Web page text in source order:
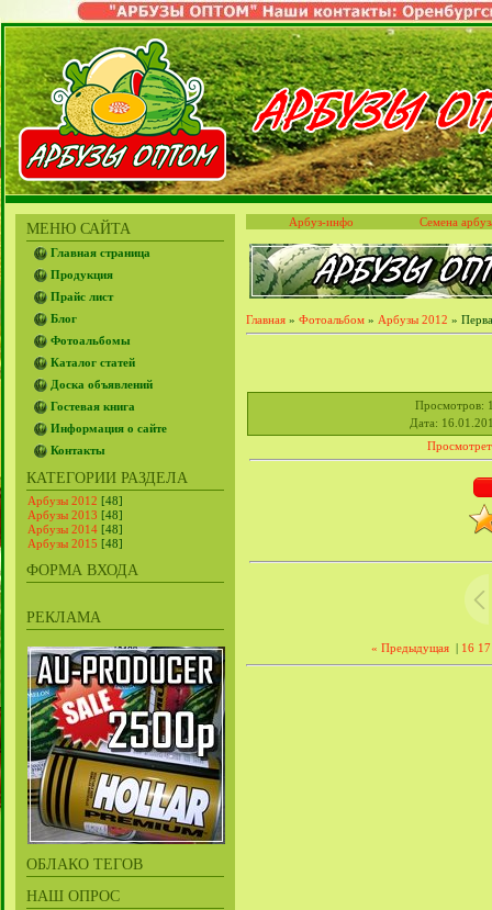
МЕНЮ САЙТА
Главная страница
Продукция
Прайс лист
Блог
Фотоальбомы
Каталог статей
Доска объявлений
Гостевая книга
Информация о сайте
Контакты
КАТЕГОРИИ РАЗДЕЛА
Арбузы 2012 [48]
Арбузы 2013 [48]
Арбузы 2014 [48]
Арбузы 2015 [48]
ФОРМА ВХОДА
РЕКЛАМА
ОБЛАКО ТЕГОВ
НАШ ОПРОС
Арбуз-инфо Семена
Главная » Фотоальбом » Арбузы 2012 »
Просмотров:
Дата:
« Предыдущая | 16 17